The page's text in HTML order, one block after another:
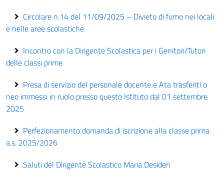
Circolare n.14 del 11/09/2025 – Divieto di fumo nei locali
e nelle aree scolastiche
Incontro con la Dirigente Scolastica per i Genitori/Tutori
delle classi prime
Presa di servizio del personale docente e Ata trasferiti o
neo immessi in ruolo presso questo Istituto dal 01 settembre
2025
Perfezionamento domanda di iscrizione alla classe prima
a.s. 2025/2026
Saluti del Dirigente Scolastico Maria Desideri